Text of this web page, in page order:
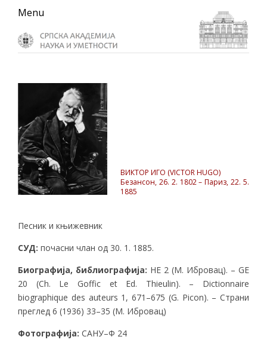
Skip
primary
navigation
Skip
main
content
Skip
primary
sidebar
Menu
ВИКТОР ИГО (VICTOR HUGO)
Безансон, 26. 2. 1802 – Париз, 22. 5.
1885
Песник и књижевник
СУД: почасни члан од 30. 1. 1885.
Биографија, библиографија: HE 2 (M. Ибровац). – GE
20 (Ch. Le Goffic et Ed. Thieulin). – Dictionnaire
biographique des auteurs 1, 671–675 (G. Picon). – Страни
преглед 6 (1936) 33–35 (M. Ибровац)
Фотографија: САНУ–Ф 24